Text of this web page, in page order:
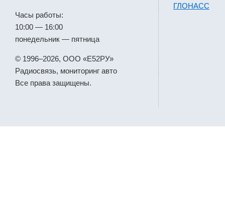
Часы работы:
10:00 — 16:00
понедельник — пятница
© 1996–2026, ООО «Е52РУ»
Радиосвязь, мониторинг авто
Все права защищены.
ГЛОНАСС